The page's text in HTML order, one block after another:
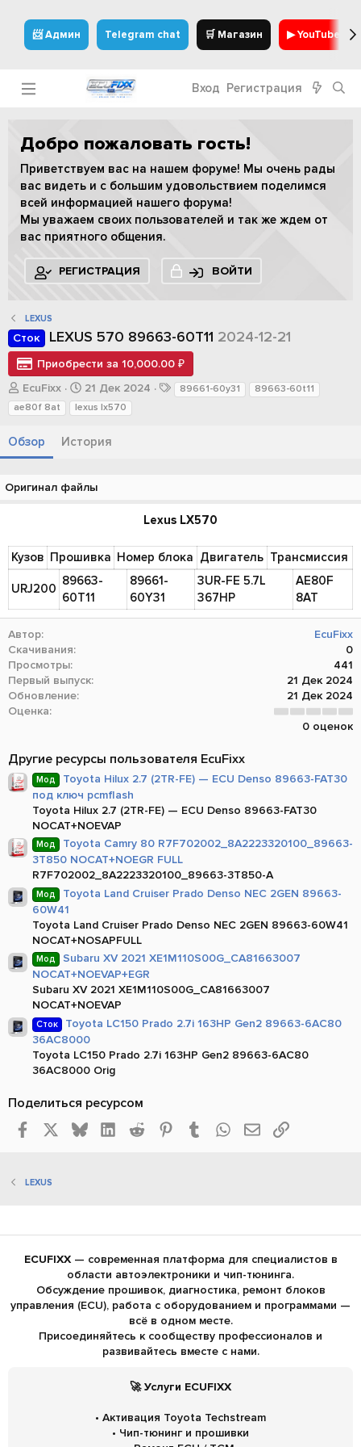
📨 Админ Telegram chat 🛒 Магазин ▶ YouTube
Вход Регистрация
Добро пожаловать гость!
Приветствуем вас на нашем форуме! Мы очень рады
вас видеть и с большим удовольствием поделимся
всей информацией нашего форума!
Мы уважаем своих пользователей и так же ждем от
вас приятного общения.
РЕГИСТРАЦИЯ ВОЙТИ
LEXUS
Сток LEXUS 570 89663-60T11 2024-12-21
Приобрести за 10,000.00 ₽
А
в
т
р
EcuFixx
Д
а
т
с
д
я
21 Дек 2024
Т89661-60y31
89663-60t11
ae80f 8at
lexus lx570
Обзор История
Оригинал файлы
Lexus LX570
Кузов Прошивка Номер блока Двигатель Трансмиссия
URJ200
89663-
60T11
89661-
60Y31
3UR-FE 5.7L
367HP
AE80F
8AT
Автор
EcuFixx
Скачивания
0
Просмотры
441
Первый выпуск
21 Дек 2024
Обновление
21 Дек 2024
Оценка
0
.
0
0 оценок
Другие ресурсы пользователя EcuFixx
Мод
Toyota Hilux 2.7 (2TR-FE) — ECU Denso 89663-FAT30
под ключ pcmflash
Toyota Hilux 2.7 (2TR-FE) — ECU Denso 89663-FAT30
NOCAT+NOEVAP
Мод
Toyota Camry 80 R7F702002_8A2223320100_89663-
3T850 NOCAT+NOEGR FULL
R7F702002_8A2223320100_89663-3T850-A
Мод
Toyota Land Cruiser Prado Denso NEC 2GEN 89663-
60W41
Toyota Land Cruiser Prado Denso NEC 2GEN 89663-60W41
NOCAT+NOSAPFULL
Мод
Subaru XV 2021 XE1M110S00G_CA81663007
NOCAT+NOEVAP+EGR
Subaru XV 2021 XE1M110S00G_CA81663007
NOCAT+NOEVAP
Сток
Toyota LC150 Prado 2.7i 163HP Gen2 89663-6AC80
36AC8000
Toyota LC150 Prado 2.7i 163HP Gen2 89663-6AC80
36AC8000 Orig
Поделиться ресурсом
FacebookBlueskyLinkedInReddit Pinterest
Tumblr WhatsApp
Электронная
Ссылка
LEXUS
ECUFIXX— современная платформа для специалистов в
области автоэлектроники и чип-тюнинга.
Обсуждение прошивок, диагностика, ремонт блоков
управления (ECU), работа с оборудованием и программами —
всё в одном месте.
Присоединяйтесь к сообществу профессионалов и
развивайтесь вместе с нами.
🚀 Услуги ECUFIXX
• Активация Toyota Techstream
• Чип-тюнинг и прошивки